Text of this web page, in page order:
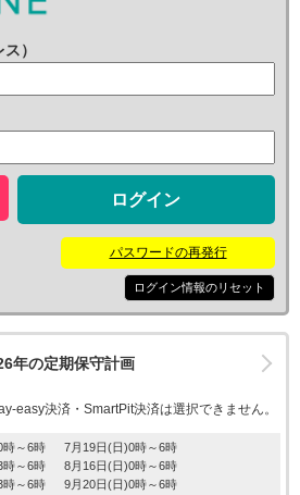
）
パスワードの再発行
ログイン情報のリセット
年の定期保守計画
easy決済・SmartPit決済は選択できません。
時～6時
時～6時
時～6時
7月19日(日)0時～6時
8月16日(日)0時～6時
9月20日(日)0時～6時